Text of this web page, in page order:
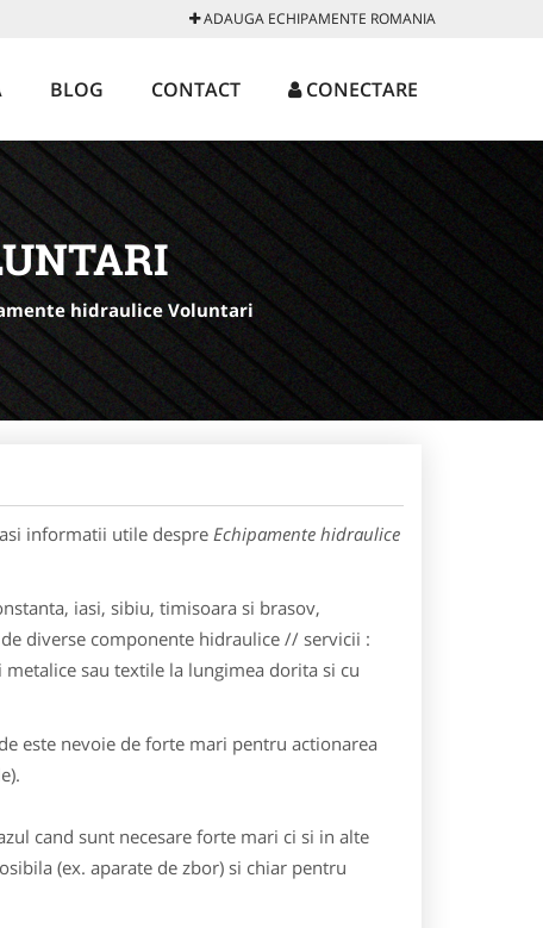
ADAUGA ECHIPAMENTE ROMANIA
BLOG CONTACT CONECTARE
hidraulice Voluntari
informatii utile despreEchipamente hidraulice
iasi, sibiu, timisoara si brasov,
diverse componente hidraulice // servicii :
sau textile la lungimea dorita si cu
este nevoie de forte mari pentru actionarea
cand sunt necesare forte mari ci si in alte
(ex. aparate de zbor) si chiar pentru